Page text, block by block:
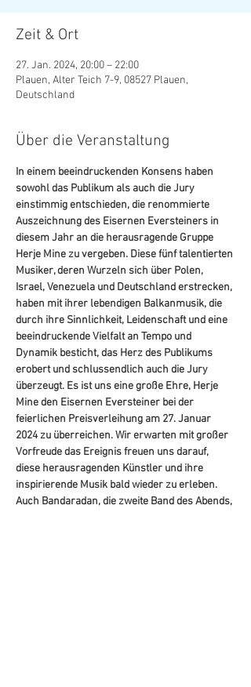
Zeit & Ort
27. Jan. 2024, 20:00 – 22:00
Plauen, Alter Teich 7-9, 08527 Plauen,
Deutschland
Über die Veranstaltung
In einem beeindruckenden Konsens haben
sowohl das Publikum als auch die Jury
einstimmig entschieden, die renommierte
Auszeichnung des Eisernen Eversteiners in
diesem Jahr an die herausragende Gruppe
Herje Mine zu vergeben. Diese fünf talentierten
Musiker, deren Wurzeln sich über Polen,
Israel, Venezuela und Deutschland erstrecken,
haben mit ihrer lebendigen Balkanmusik, die
durch ihre Sinnlichkeit, Leidenschaft und eine
beeindruckende Vielfalt an Tempo und
Dynamik besticht, das Herz des Publikums
erobert und schlussendlich auch die Jury
überzeugt. Es ist uns eine große Ehre, Herje
Mine den Eisernen Eversteiner bei der
feierlichen Preisverleihung am 27. Januar
2024 zu überreichen. Wir erwarten mit großer
Vorfreude das Ereignis freuen uns darauf,
diese herausragenden Künstler und ihre
inspirierende Musik bald wieder zu erleben.
Auch Bandaradan, die zweite Band des Abends,